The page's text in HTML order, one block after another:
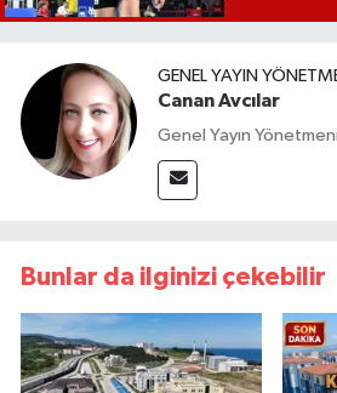
GENEL YAYIN
Canan Avcılar
Genel Yayın
Bunlar da ilginizi çekebilir